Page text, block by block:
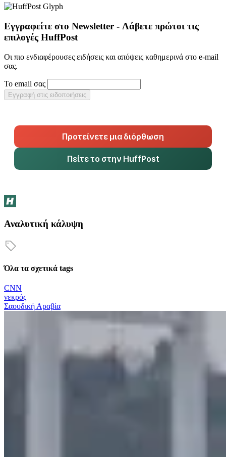
Εγγραφείτε στο Newsletter - Λάβετε πρώτοι τις
επιλογές HuffPost
Οι πιο ενδιαφέρουσες ειδήσεις και απόψεις καθημερινά στο e-mail
σας.
Το email σας
Εγγραφή στις ειδοποιήσεις
Προτείνετε μια διόρθωση
Πείτε το στην HuffPost
Αναλυτική κάλυψη
Όλα τα σχετικά tags
CNN
νεκρός
Σαουδική Αραβία